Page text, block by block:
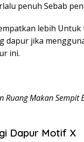
penuh Sebab
lebih
dapur jika
ini.
Ruang Makan Sempit
Dapur Motif X